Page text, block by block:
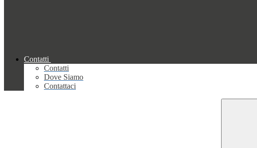
Contatti
Contatti
Dove Siamo
Contattaci